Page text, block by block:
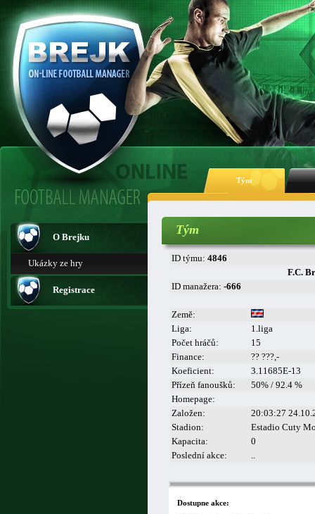
Tým
O Brejku
Ukázky ze hry
Registrace
Tým
ID týmu: 4846
F.C.
ID manažera: -666
Země:
Liga:
1.liga
Počet hráčů:
15
Finance:
?? ???,-
Koeficient:
3.11685E-13
Přízeň fanoušků:
50% / 92.4 %
Homepage:
Založen:
20:03:27
Stadion:
Estadio Cuty
Kapacita:
0
Poslední akce:
..
Dostupne akce: